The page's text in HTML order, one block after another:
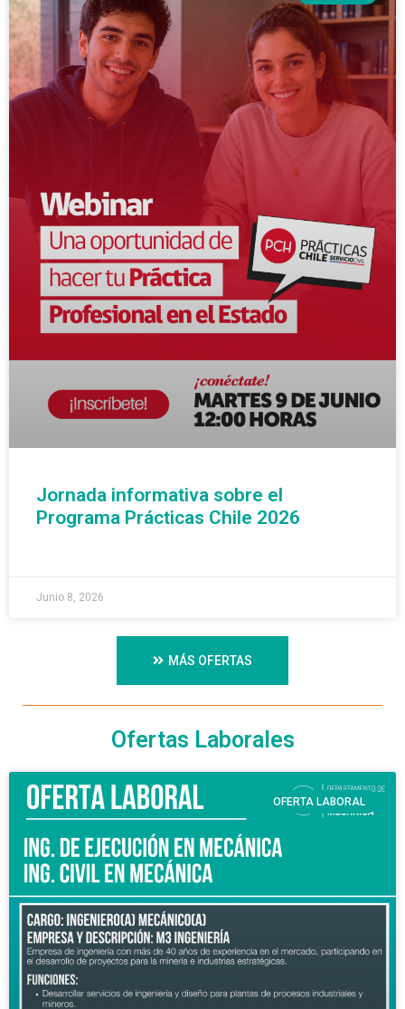
Jornada informativa sobre el
Programa Prácticas Chile 2026
Junio 8, 2026
MÁS OFERTAS
Ofertas Laborales
OFERTA LABORAL